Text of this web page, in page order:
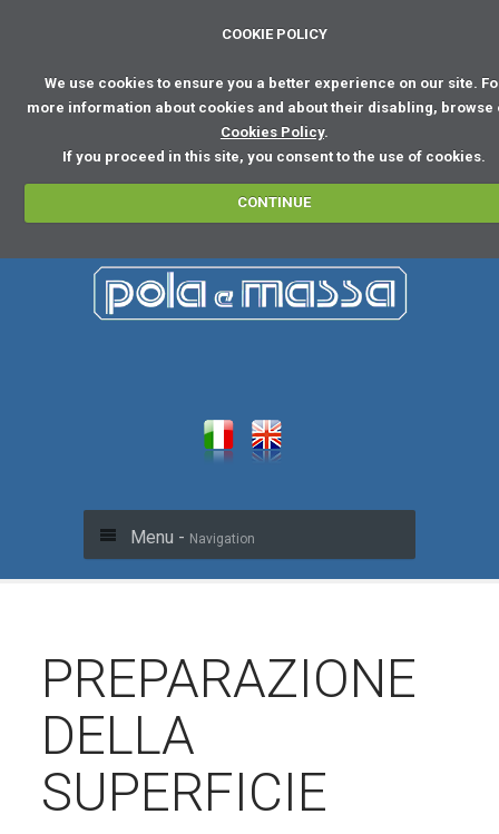
COOKIE POLICY
We use cookies to ensure you a better experience on our site.
more information about cookies and about their disabling, browse
Cookies Policy.
If you proceed in this site, you consent to the use of cookies.
CONTINUE
Menu - Navigation
PREPARAZIONE
DELLA
SUPERFICIE